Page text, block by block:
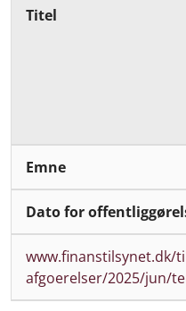
www.finanstilsynet.dk/
afgoerelser/2025/jun/